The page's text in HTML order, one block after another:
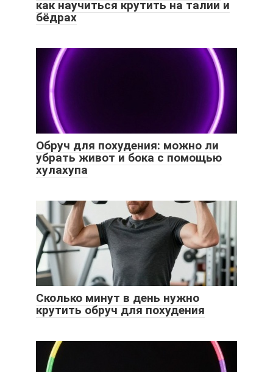
как научиться крутить на талии и
бёдрах
Обруч для похудения: можно ли
убрать живот и бока с помощью
хулахупа
Сколько минут в день нужно
крутить обруч для похудения